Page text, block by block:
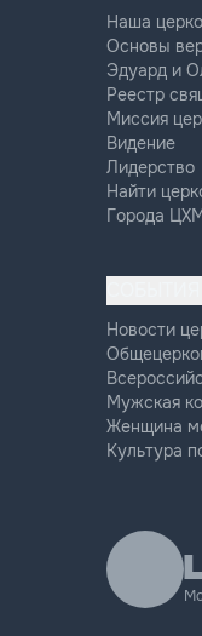
Наша
Основы
Эдуард и
Реестр
Миссия
Видение
Лидерство
Найти
Города
Новости
Мужская
Женщина
Культура